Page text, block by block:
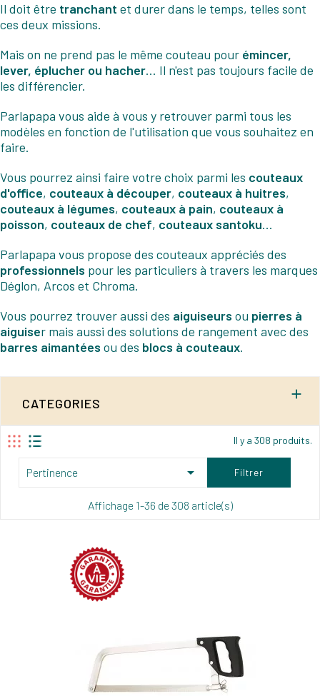
Il doit être tranchant et durer dans le temps, telles sont
ces deux missions.
Mais on ne prend pas le même couteau pour émincer,
lever, éplucher ou hacher... Il n'est pas toujours facile de
les différencier.
Parlapapa vous aide à vous y retrouver parmi tous les
modèles en fonction de l'utilisation que vous souhaitez en
faire.
Vous pourrez ainsi faire votre choix parmi les couteaux
d'office, couteaux à découper, couteaux à huitres,
couteaux à légumes, couteaux à pain, couteaux à
poisson, couteaux de chef, couteaux santoku...
Parlapapa vous propose des couteaux appréciés des
professionnels pour les particuliers à travers les marques
Déglon, Arcos et Chroma.
Vous pourrez trouver aussi des aiguiseurs ou pierres à
aiguiser mais aussi des solutions de rangement avec des
barres aimantées ou des blocs à couteaux.
CATEGORIES

Il y a 308 produits.
Pertinence  Filtrer
Affichage 1-36 de 308 article(s)